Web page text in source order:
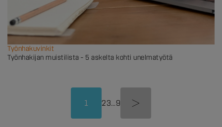
Työnhakuvinkit
Työnhakijan muistilista – 5 askelta kohti unelmatyötä
1 23…9